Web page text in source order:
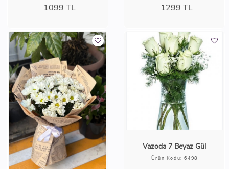
1099 TL 1299 TL
Vazoda 7 Beyaz Gül
Ürün Kodu: 6498